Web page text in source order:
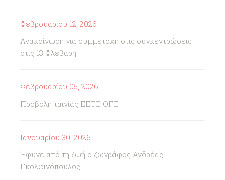
Φεβρουαρίου 12, 2026
Ανακοίνωση για συμμετοχή στις συγκεντρώσεις
στις 13 Φλεβάρη
Φεβρουαρίου 05, 2026
Προβολή ταινίας ΕΕΤΕ ΟΓΕ
Ιανουαρίου 30, 2026
Έφυγε από τη ζωή ο ζωγράφος Ανδρέας
Γκολφινόπουλος